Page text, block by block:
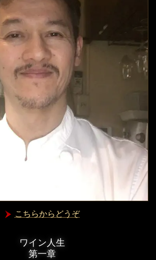
こちらからどうぞ
ワイン人生
第一章